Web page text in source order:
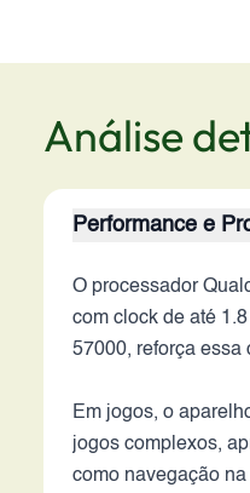
Análise
Performance e
O processador
com clock de até
57000, reforça essa
Em jogos, o
jogos complexos,
como navegação